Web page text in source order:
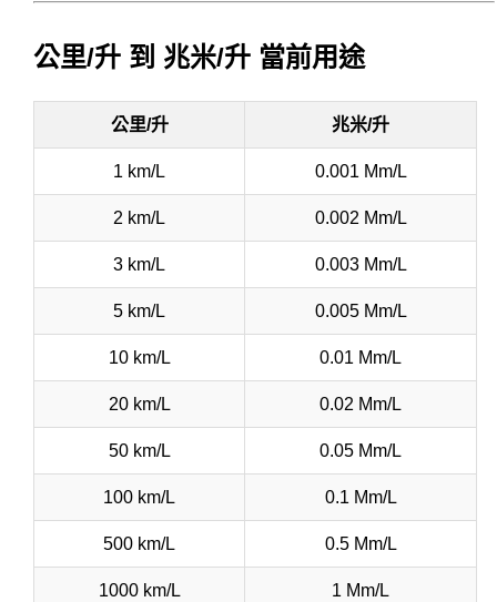
公里/升 到 兆米/升 當前用途
公里/升 兆米/升
1 km/L 0.001 Mm/L
2 km/L 0.002 Mm/L
3 km/L 0.003 Mm/L
5 km/L 0.005 Mm/L
10 km/L 0.01 Mm/L
20 km/L 0.02 Mm/L
50 km/L 0.05 Mm/L
100 km/L 0.1 Mm/L
500 km/L 0.5 Mm/L
1000 km/L 1 Mm/L